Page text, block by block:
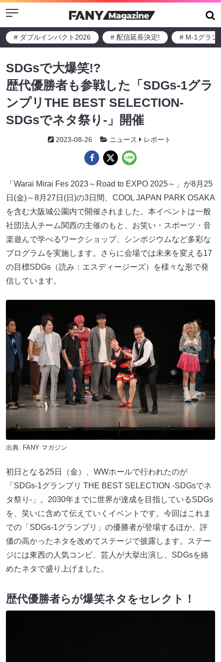
Menu
# ダブルインパクト2026 # 配信延長決定! # M-1グラン
SDGsで大爆笑!?
歴代優勝者も参戦した「SDGs-1グラ
ンプリTHE BEST SELECTION-
SDGsでネタ祭り-」開催
2023-08-26 ニュース レポート
「Warai Mirai Fes 2023～Road to EXPO 2025～」が8月25
日(金)～8月27日(日)の3日間、COOL JAPAN PARK OSAKA
を含む大阪城公園内で開催されました。本イベントは一般
社団法人チーム関西の主催のもと、お笑い・スポーツ・音
楽遊んで学べるワークショップ、シンポジウムなど多彩な
プログラムを実施します。さらに会場では未来を変える17
の目標SDGs（読み：エスディージーズ）を様々な形で発
信しています。
出典: FANY マガジン
初日となる25日（金）、WWホールで行われたのが
「SDGs-1グランプリ THE BEST SELECTION -SDGsでネ
タ祭り-」。2030年までに世界が達成を目指しているSDGs
を、笑いに含めて伝えていくイベントです。今回はこれま
での「SDGs-1グランプリ」の優勝者が登場するほか、評
価の高かったネタを改めてステージで披露します。ステー
ジには東西の人気コンビ、芸人が大挙出演し、SDGsを絡
めたネタで盛り上げました。
歴代優勝者らが爆笑ネタをセレクト！